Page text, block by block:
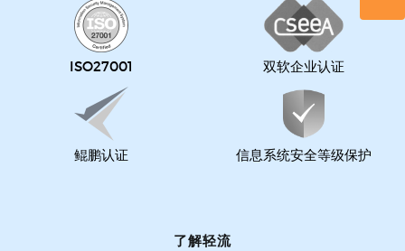
ISO27001 双软企业认证
鲲鹏认证 信息系统安全等级保护
了解轻流